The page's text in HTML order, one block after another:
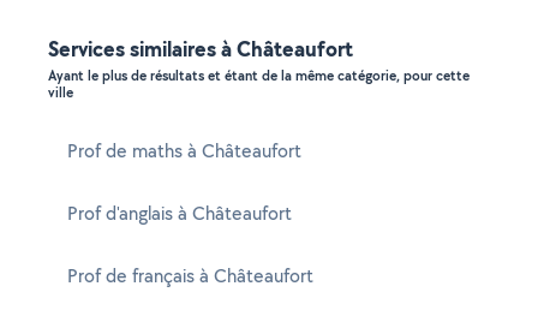
Services similaires à Châteaufort
Ayant le plus de résultats et étant de la même catégorie, pour cette
ville
Prof de maths à Châteaufort
Prof d'anglais à Châteaufort
Prof de français à Châteaufort